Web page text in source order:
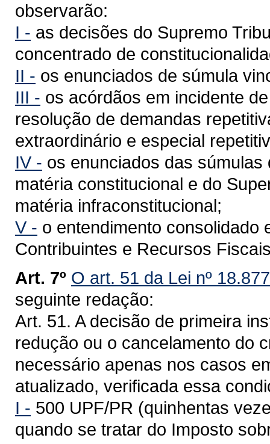
observarão:
I - as decisões do Supremo
concentrado de
II - os enunciados de súmula
III - os acórdãos em incidente
resolução de demandas
extraordinário e especial
IV - os enunciados das
matéria constitucional e do
matéria infraconstitucional;
V - o entendimento consolidado
Contribuintes e Recursos
Art. 7º O art. 51 da Lei nº
seguinte redação:
Art. 51. A decisão de primeira
redução ou o cancelamento do
necessário apenas nos casos
atualizado, verificada essa
I - 500 UPF/PR (quinhentas
quando se tratar do Imposto